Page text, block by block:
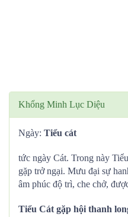
Khổng Minh Lục Diệu
Ngày: Tiểu cát
tức ngày Cát. Trong này
gặp trở ngại. Mưu đại sự
âm phúc độ trì, che chở,
Tiểu Cát gặp hội thanh